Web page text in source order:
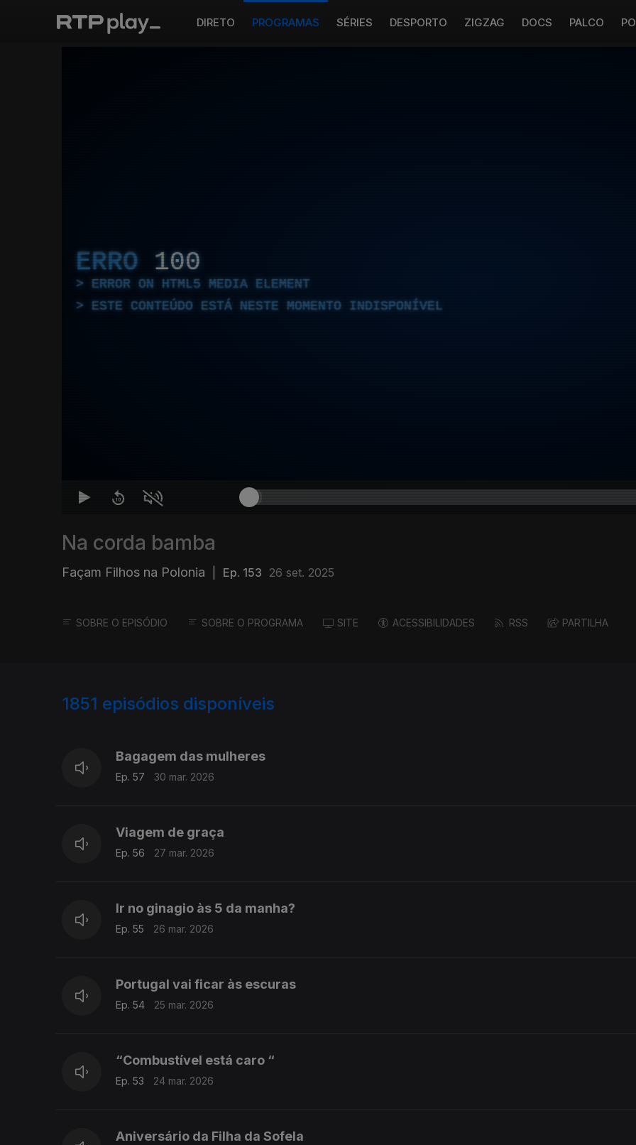
DIRETO PROGRAMAS SÉRIES DESPORTO ZIGZAG DOCS PALCO
ERRO 100
ERROR ON HTML5 MEDIA ELEMENT
ESTE CONTEÚDO ESTÁ NESTE MOMENTO INDISPONÍVEL
Na corda bamba
Façam Filhos na Polonia Ep. 153 26 set. 2025
SOBRE O EPISÓDIO SOBRE O PROGRAMA SITE ACESSIBILIDADES RSS PARTILHA
1851 episódios disponíveis
Bagagem das mulheres
Ep. 57 30 mar. 2026
Viagem de graça
Ep. 56 27 mar. 2026
Ir no ginagio às 5 da manha?
Ep. 55 26 mar. 2026
Portugal vai ficar às escuras
Ep. 54 25 mar. 2026
“Combustível está caro “
Ep. 53 24 mar. 2026
Aniversário da Filha da Sofela